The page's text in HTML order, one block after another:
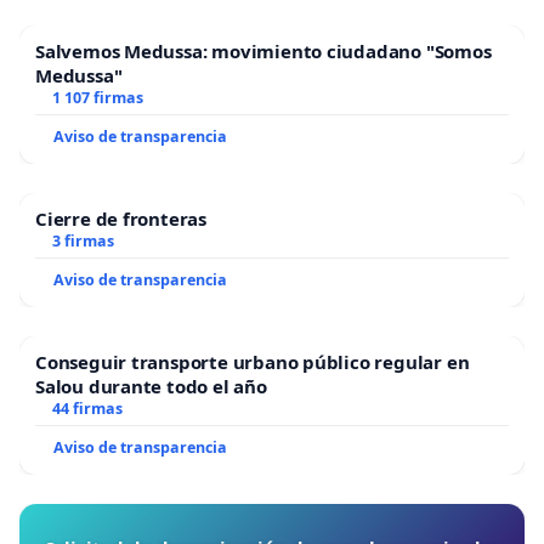
Salvemos Medussa: movimiento ciudadano "Somos
Medussa"
1 107 firmas
Aviso de transparencia
Cierre de fronteras
3 firmas
Aviso de transparencia
Conseguir transporte urbano público regular en
Salou durante todo el año
44 firmas
Aviso de transparencia